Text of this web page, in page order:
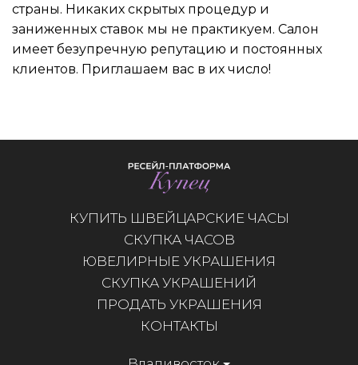
страны. Никаких скрытых процедур и
заниженных ставок мы не практикуем. Салон
имеет безупречную репутацию и постоянных
клиентов. Приглашаем вас в их число!
КУПИТЬ ШВЕЙЦАРСКИЕ ЧАСЫ
СКУПКА ЧАСОВ
ЮВЕЛИРНЫЕ УКРАШЕНИЯ
СКУПКА УКРАШЕНИЙ
ПРОДАТЬ УКРАШЕНИЯ
КОНТАКТЫ